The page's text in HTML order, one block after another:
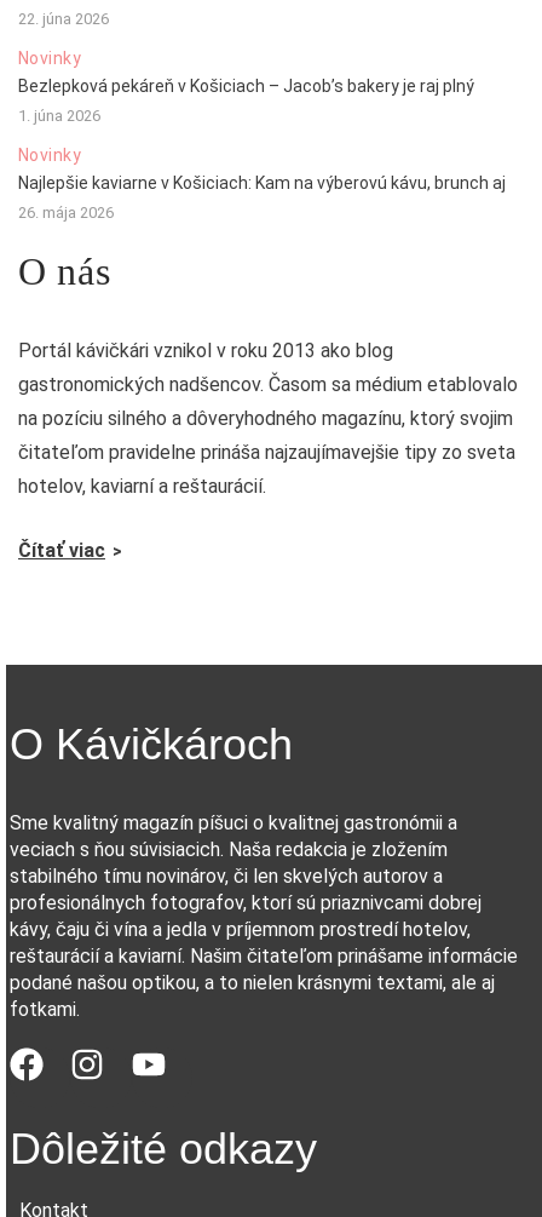
22. júna 2026
Novinky
Bezlepková pekáreň v Košiciach – Jacob’s bakery je raj plný
1. júna 2026
Novinky
Najlepšie kaviarne v Košiciach: Kam na výberovú kávu, brunch aj
26. mája 2026
O nás
Portál kávičkári vznikol v roku 2013 ako blog
gastronomických nadšencov. Časom sa médium etablovalo
na pozíciu silného a dôveryhodného magazínu, ktorý svojim
čitateľom pravidelne prináša najzaujímavejšie tipy zo sveta
hotelov, kaviarní a reštaurácií.
Čítať viac
O Kávičkároch
Sme kvalitný magazín píšuci o kvalitnej gastronómii a
veciach s ňou súvisiacich. Naša redakcia je zložením
stabilného tímu novinárov, či len skvelých autorov a
profesionálnych fotografov, ktorí sú priaznivcami dobrej
kávy, čaju či vína a jedla v príjemnom prostredí hotelov,
reštaurácií a kaviarní. Našim čitateľom prinášame informácie
podané našou optikou, a to nielen krásnymi textami, ale aj
fotkami.
Dôležité odkazy
Kontakt